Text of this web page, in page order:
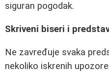
siguran pogodak.
Skriveni biseri i
Ne zavređuje svaka
nekoliko iskrenih